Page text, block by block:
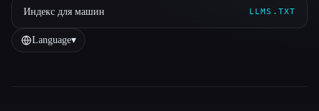
Индекс для машин LLMS.TXT
Language▾